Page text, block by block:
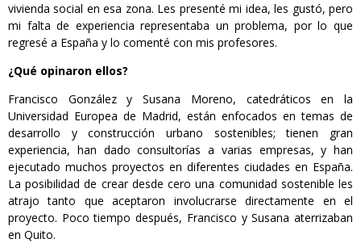
vivienda social en esa zona. Les presenté mi idea, les gustó, pero
mi falta de experiencia representaba un problema, por lo que
regresé a España y lo comenté con mis profesores.
¿Qué opinaron ellos?
Francisco González y Susana Moreno, catedráticos en la
Universidad Europea de Madrid, están enfocados en temas de
desarrollo y construcción urbano sostenibles; tienen gran
experiencia, han dado consultorías a varias empresas, y han
ejecutado muchos proyectos en diferentes ciudades en España.
La posibilidad de crear desde cero una comunidad sostenible les
atrajo tanto que aceptaron involucrarse directamente en el
proyecto. Poco tiempo después, Francisco y Susana aterrizaban
en Quito.